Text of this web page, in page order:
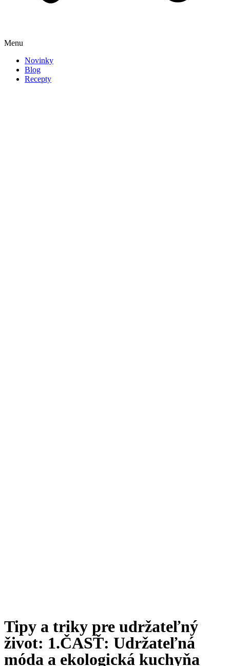
Menu
Novinky
Blog
Recepty
Tipy a triky pre udržateľný
život: 1.ČASŤ: Udržateľná
móda a ekologická kuchyňa